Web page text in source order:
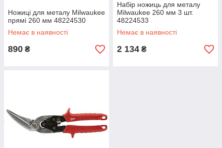
Ножиці для металу Milwaukee
прямі 260 мм 48224530
Немає в наявності
890 ₴
Набір ножиць для металу
Milwaukee 260 мм 3 шт.
48224533
Немає в наявності
2 134 ₴